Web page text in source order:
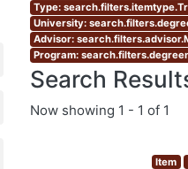
Type:
University:
Advisor:
Program:
Search
Now showing 1 - 1 of 1
Item